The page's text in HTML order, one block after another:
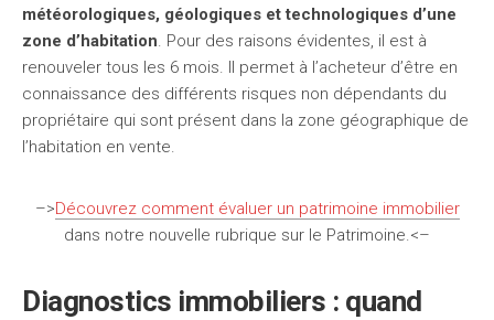
météorologiques, géologiques et technologiques d’une
zone d’habitation. Pour des raisons évidentes, il est à
renouveler tous les 6 mois. Il permet à l’acheteur d’être en
connaissance des différents risques non dépendants du
propriétaire qui sont présent dans la zone géographique de
l’habitation en vente.
–>Découvrez comment évaluer un patrimoine immobilier
dans notre nouvelle rubrique sur le Patrimoine.<–
Diagnostics immobiliers : quand